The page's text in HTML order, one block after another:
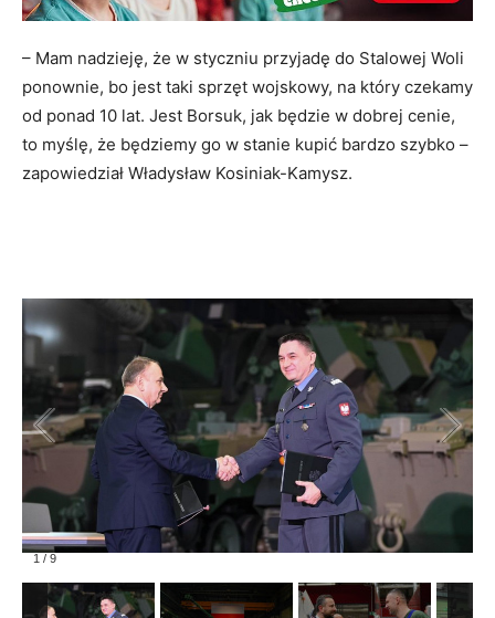
– Mam nadzieję, że w styczniu przyjadę do Stalowej Woli
ponownie, bo jest taki sprzęt wojskowy, na który czekamy
od ponad 10 lat. Jest Borsuk, jak będzie w dobrej cenie,
to myślę, że będziemy go w stanie kupić bardzo szybko –
zapowiedział Władysław Kosiniak-Kamysz.
1 / 9